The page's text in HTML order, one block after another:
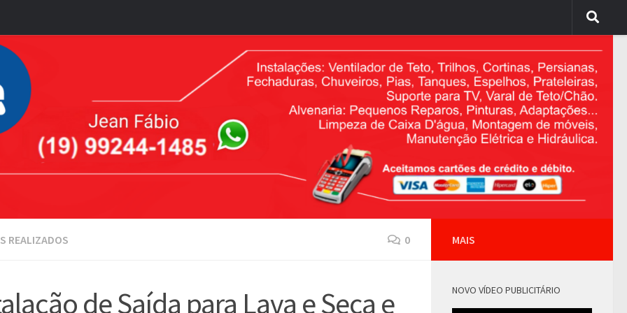
REALIZADOS 0
de Saída para Lava e Seca e
MAIS
NOVO VÍDEO PUBLICITÁRIO